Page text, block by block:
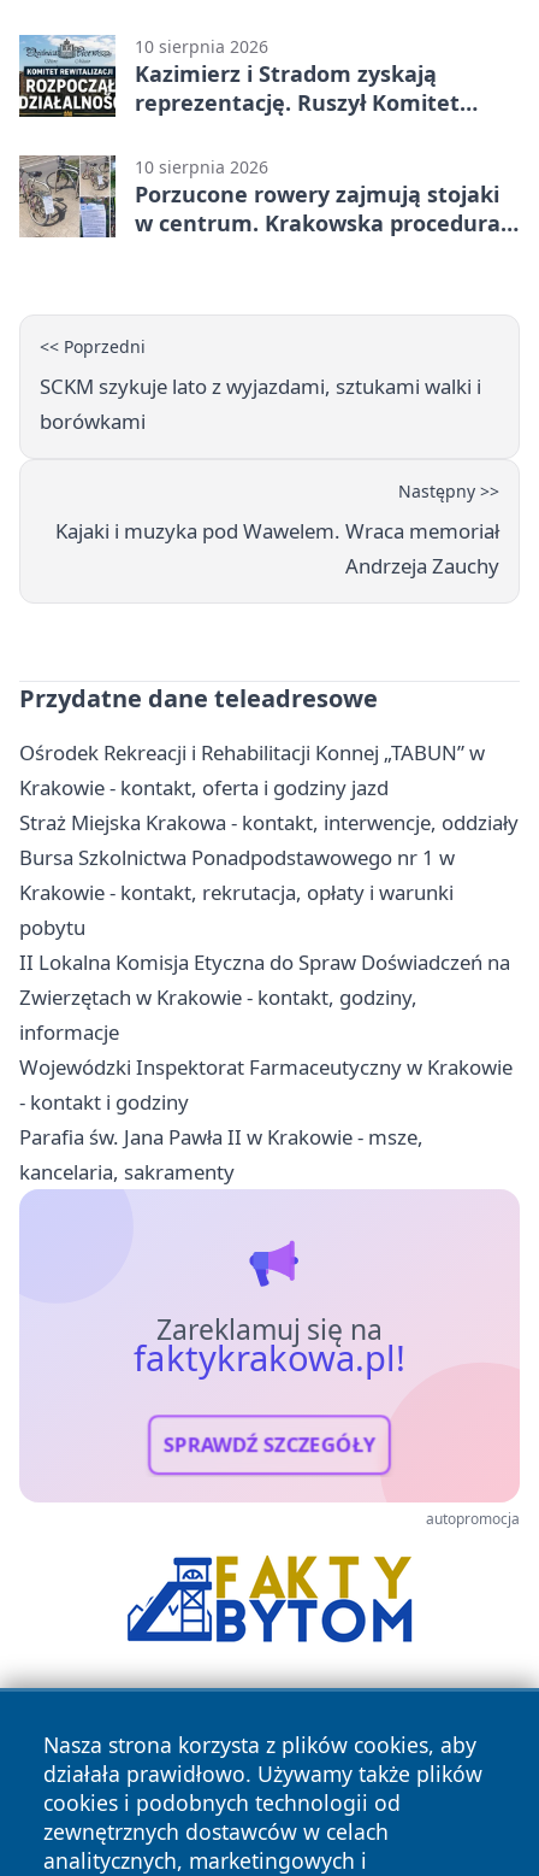
10 sierpnia 2026
Kazimierz i Stradom zyskają
reprezentację. Ruszył Komitet
10 sierpnia 2026
Porzucone rowery zajmują stojaki
w centrum. Krakowska procedura
<< Poprzedni
SCKM szykuje lato z wyjazdami, sztukami walki i
borówkami
Następny >>
Kajaki i muzyka pod Wawelem. Wraca memoriał
Andrzeja Zauchy
Przydatne dane teleadresowe
Ośrodek Rekreacji i Rehabilitacji Konnej „TABUN” w
Krakowie - kontakt, oferta i godziny jazd
Straż Miejska Krakowa - kontakt, interwencje, oddziały
Bursa Szkolnictwa Ponadpodstawowego nr 1 w
Krakowie - kontakt, rekrutacja, opłaty i warunki
pobytu
II Lokalna Komisja Etyczna do Spraw Doświadczeń na
Zwierzętach w Krakowie - kontakt, godziny,
informacje
Wojewódzki Inspektorat Farmaceutyczny w Krakowie
- kontakt i godziny
Parafia św. Jana Pawła II w Krakowie - msze,
kancelaria, sakramenty
Zareklamuj się na
faktykrakowa.pl!
SPRAWDŹ SZCZEGÓŁY
autopromocja
Nasza strona korzysta z plików cookies, aby
działała prawidłowo. Używamy także plików
cookies i podobnych technologii od
zewnętrznych dostawców w celach
analitycznych, marketingowych i
Copyright © 2026 faktykrakowa.pl Wszystkie prawa
zastrzeżone.